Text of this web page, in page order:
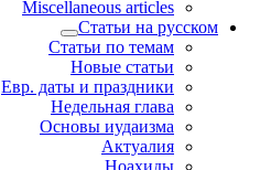
Miscellaneous articles
Статьи на русском
Статьи по темам
Новые статьи
Евр. даты и праздники
Недельная глава
Основы иудаизма
Актуалия